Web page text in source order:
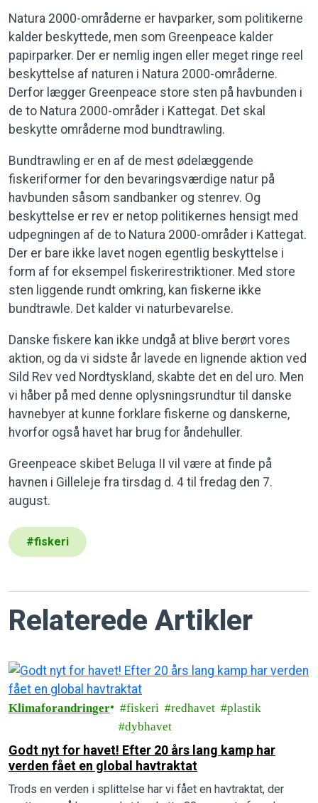
Natura 2000-områderne er havparker, som politikerne
kalder beskyttede, men som Greenpeace kalder
papirparker. Der er nemlig ingen eller meget ringe reel
beskyttelse af naturen i Natura 2000-områderne.
Derfor lægger Greenpeace store sten på havbunden i
de to Natura 2000-områder i Kattegat. Det skal
beskytte områderne mod bundtrawling.
Bundtrawling er en af de mest ødelæggende
fiskeriformer for den bevaringsværdige natur på
havbunden såsom sandbanker og stenrev. Og
beskyttelse er rev er netop politikernes hensigt med
udpegningen af de to Natura 2000-områder i Kattegat.
Der er bare ikke lavet nogen egentlig beskyttelse i
form af for eksempel fiskerirestriktioner. Med store
sten liggende rundt omkring, kan fiskerne ikke
bundtrawle. Det kalder vi naturbevarelse.
Danske fiskere kan ikke undgå at blive berørt vores
aktion, og da vi sidste år lavede en lignende aktion ved
Sild Rev ved Nordtyskland, skabte det en del uro. Men
vi håber på med denne oplysningsrundtur til danske
havnebyer at kunne forklare fiskerne og danskerne,
hvorfor også havet har brug for åndehuller.
Greenpeace skibet Beluga II vil være at finde på
havnen i Gilleleje fra tirsdag d. 4 til fredag den 7.
august.
#fiskeri
Relaterede Artikler
Klimaforandringer fiskeri redhavet
plastik
dybhavet
Godt nyt for havet! Efter 20 års lang kamp har
verden fået en global havtraktat
Trods en verden i splittelse har vi fået en havtraktat, der